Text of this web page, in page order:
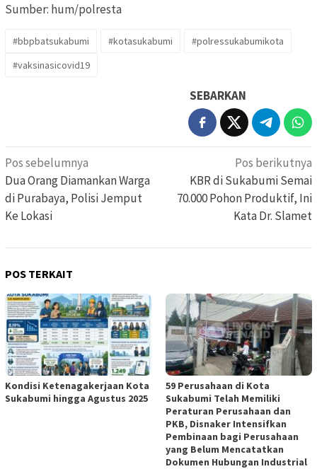
Sumber: hum/polresta
#bbpbatsukabumi #kotasukabumi
#polressukabumikota
#vaksinasicovid19
SEBARKAN
Navigasi
pos
Pos sebelumnya
Dua Orang Diamankan Warga
di Purabaya, Polisi Jemput
Ke Lokasi
Pos berikutnya
KBR di Sukabumi Semai
70.000 Pohon Produktif, Ini
Kata Dr. Slamet
POS TERKAIT
Kondisi Ketenagakerjaan Kota
Sukabumi hingga Agustus 2025
59 Perusahaan di Kota
Sukabumi Telah Memiliki
Peraturan Perusahaan dan
PKB, Disnaker Intensifkan
Pembinaan bagi Perusahaan
yang Belum Mencatatkan
Dokumen Hubungan Industrial